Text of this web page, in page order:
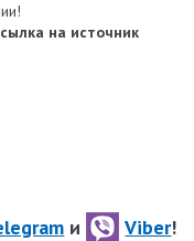
на источник
и Viber!